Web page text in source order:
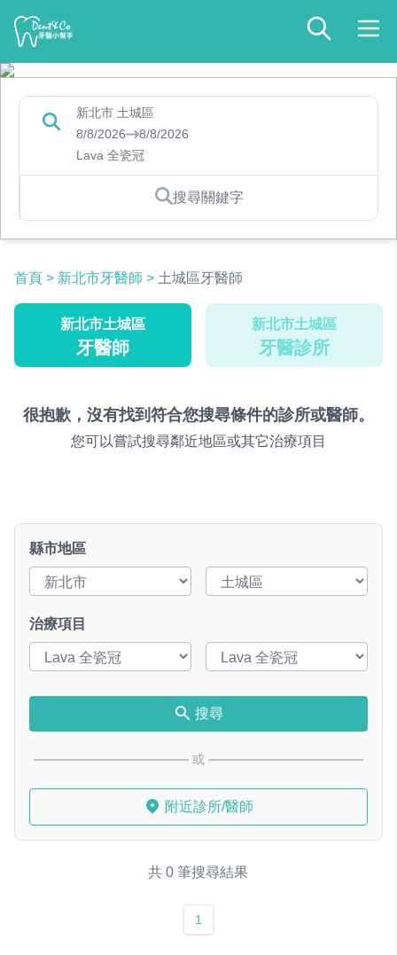
新北市 土城區
8/8/2026
8/8/2026
Lava 全瓷冠
搜尋關鍵字
首頁 > 新北市牙醫師 > 土城區牙醫師
新北市土城區
牙醫師
新北市土城區
牙醫診所
很抱歉，沒有找到符合您搜尋條件的診所或醫師。
您可以嘗試搜尋鄰近地區或其它治療項目
縣市地區
治療項目
搜尋
或
附近診所/醫師
共 0 筆搜尋結果
1